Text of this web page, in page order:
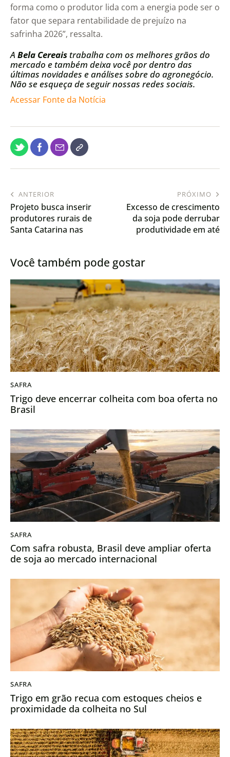
forma como o produtor lida com a energia pode ser o
fator que separa rentabilidade de prejuízo na
safrinha 2026”, ressalta.
A Bela Cereais trabalha com os melhores grãos do
mercado e também deixa você por dentro das
últimas novidades e análises sobre do agronegócio.
Não se esqueça de seguir nossas redes sociais.
Acessar Fonte da Notícia
ANTERIOR
Projeto busca inserir
produtores rurais de
Santa Catarina nas
PRÓXIMO
Excesso de crescimento
da soja pode derrubar
produtividade em até
Você também pode gostar
SAFRA
Trigo deve encerrar colheita com boa oferta no
Brasil
SAFRA
Com safra robusta, Brasil deve ampliar oferta
de soja ao mercado internacional
SAFRA
Trigo em grão recua com estoques cheios e
proximidade da colheita no Sul